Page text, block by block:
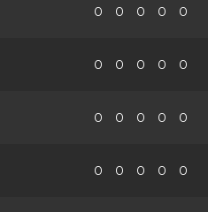
0 0 0 0 0
0 0 0 0 0
0 0 0 0 0
0 0 0 0 0